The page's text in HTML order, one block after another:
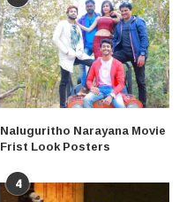
Naluguritho Narayana Movie
Frist Look Posters
4